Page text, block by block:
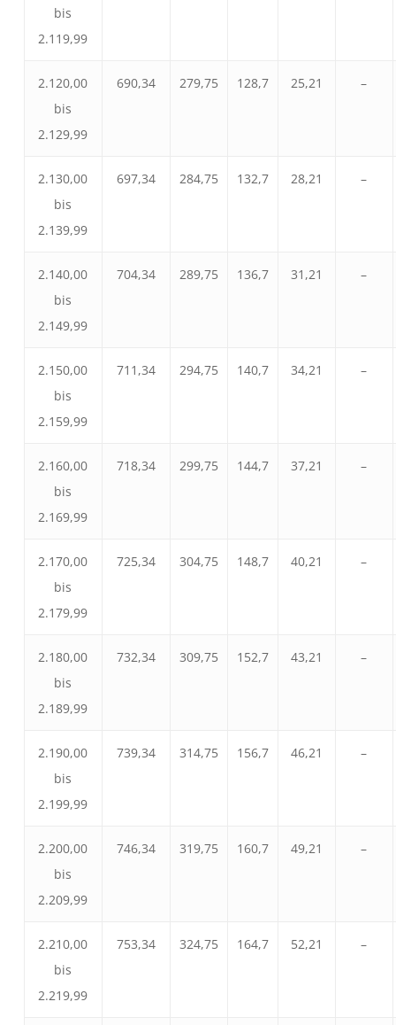
bis
2.119,99
2.120,00
bis
2.129,99
690,34 279,75 128,7 25,21 –
2.130,00
bis
2.139,99
697,34 284,75 132,7 28,21 –
2.140,00
bis
2.149,99
704,34 289,75 136,7 31,21 –
2.150,00
bis
2.159,99
711,34 294,75 140,7 34,21 –
2.160,00
bis
2.169,99
718,34 299,75 144,7 37,21 –
2.170,00
bis
2.179,99
725,34 304,75 148,7 40,21 –
2.180,00
bis
2.189,99
732,34 309,75 152,7 43,21 –
2.190,00
bis
2.199,99
739,34 314,75 156,7 46,21 –
2.200,00
bis
2.209,99
746,34 319,75 160,7 49,21 –
2.210,00
bis
2.219,99
753,34 324,75 164,7 52,21 –